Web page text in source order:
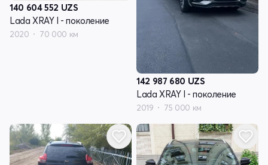
140 604 552 UZS
Lada XRAY I - поколение
2020 70 000 км
142 987 680 UZS
Lada XRAY I - поколение
2019 75 000 км